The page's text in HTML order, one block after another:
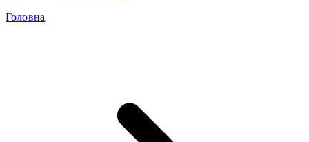
Головна